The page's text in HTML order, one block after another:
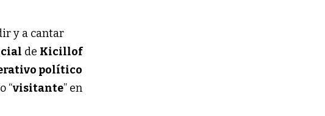
y a cantar
de Kicillof
político
“visitante” en